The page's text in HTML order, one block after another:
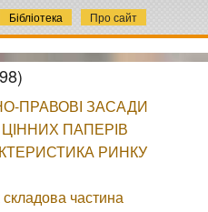
Бібліотека Про сайт
ПРАВОВІ ЗАСАДИ
ПАПЕРІВ
РИНКУ
частина